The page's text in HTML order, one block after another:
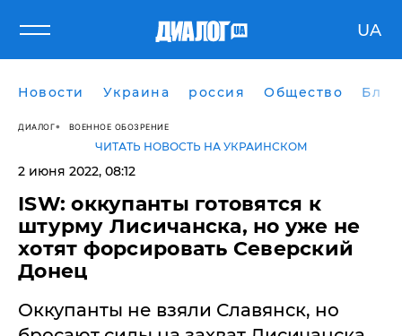
UA
Новости Украина россия Общество
ДИАЛОГ ВОЕННОЕ ОБОЗРЕНИЕ
ЧИТАТЬ НОВОСТЬ НА УКРАИНСКОМ
2 июня 2022, 08:12
​ISW: оккупанты готовятся к
штурму Лисичанска, но уже не
хотят форсировать Северский
Донец
Оккупанты не взяли Славянск, но